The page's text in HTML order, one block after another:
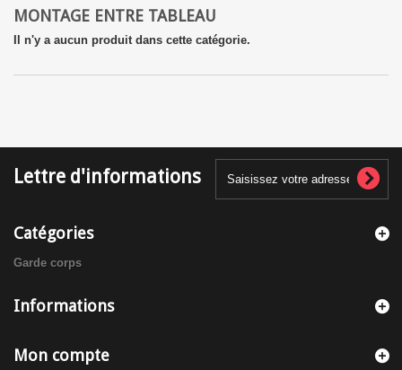
MONTAGE ENTRE TABLEAU
Il n'y a aucun produit dans cette catégorie.
Lettre d'informations
Catégories
Garde corps
Informations
Mon compte